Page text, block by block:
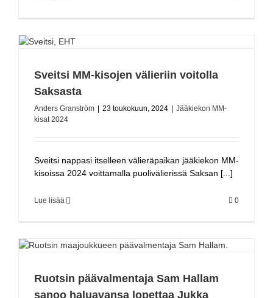
Sveitsi MM-kisojen välieriin voitolla
Saksasta
Anders Granström 23 toukokuun, 2024
Jääkiekon MM-
kisat 2024
Sveitsi nappasi itselleen välieräpaikan jääkiekon MM-
kisoissa 2024 voittamalla puolivälierissä Saksan [...]
Lue lisää 0
Ruotsin päävalmentaja Sam Hallam
sanoo haluavansa lopettaa Jukka